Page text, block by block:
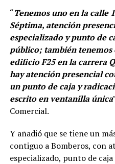
“Tenemos uno en la calle
Séptima, atención
especializado y punto de
público; también tenemos
edificio F25 en la carrera
hay atención presencial
un punto de caja y
escrito en ventanilla única
Comercial.
Y añadió que se tiene un
contiguo a Bomberos, con
especializado, punto de